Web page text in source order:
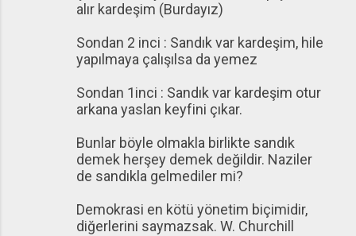
alır kardeşim (Burdayız)
Sondan 2 inci : Sandık var kardeşim, hile
yapılmaya çalışılsa da yemez
Sondan 1inci : Sandık var kardeşim otur
arkana yaslan keyfini çıkar.
Bunlar böyle olmakla birlikte sandık
demek herşey demek değildir. Naziler
de sandıkla gelmediler mi?
Demokrasi en kötü yönetim biçimidir,
diğerlerini saymazsak. W. Churchill